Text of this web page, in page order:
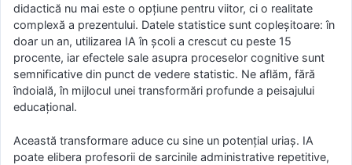
didactică nu mai este o opțiune pentru viitor, ci o realitate
complexă a prezentului. Datele statistice sunt copleșitoare: în
doar un an, utilizarea IA în școli a crescut cu peste 15
procente, iar efectele sale asupra proceselor cognitive sunt
semnificative din punct de vedere statistic. Ne aflăm, fără
îndoială, în mijlocul unei transformări profunde a peisajului
educațional.
Această transformare aduce cu sine un potențial uriaș. IA
poate elibera profesorii de sarcinile administrative repetitive,